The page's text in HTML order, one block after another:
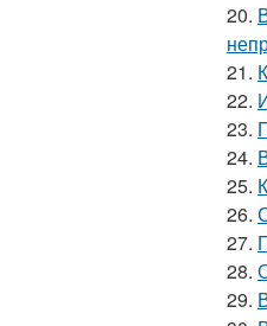
20.
21.
22.
23.
24.
25.
26.
27.
28.
29.